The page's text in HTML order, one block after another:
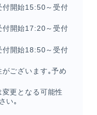
開始15:50～受付
開始17:20～受付
開始18:50～受付
ございます｡予め
更となる可能性
い｡